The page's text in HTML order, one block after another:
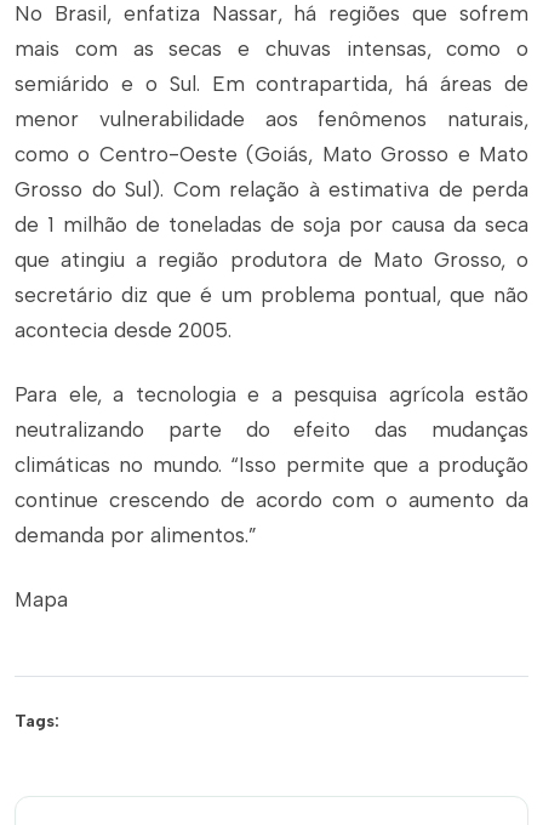
No Brasil, enfatiza Nassar, há regiões que sofrem
mais com as secas e chuvas intensas, como o
semiárido e o Sul. Em contrapartida, há áreas de
menor vulnerabilidade aos fenômenos naturais,
como o Centro-Oeste (Goiás, Mato Grosso e Mato
Grosso do Sul). Com relação à estimativa de perda
de 1 milhão de toneladas de soja por causa da seca
que atingiu a região produtora de Mato Grosso, o
secretário diz que é um problema pontual, que não
acontecia desde 2005.
Para ele, a tecnologia e a pesquisa agrícola estão
neutralizando parte do efeito das mudanças
climáticas no mundo. “Isso permite que a produção
continue crescendo de acordo com o aumento da
demanda por alimentos.”
Mapa
Tags: